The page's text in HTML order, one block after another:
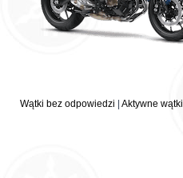
Wątki bez odpowiedzi Aktywne wątki